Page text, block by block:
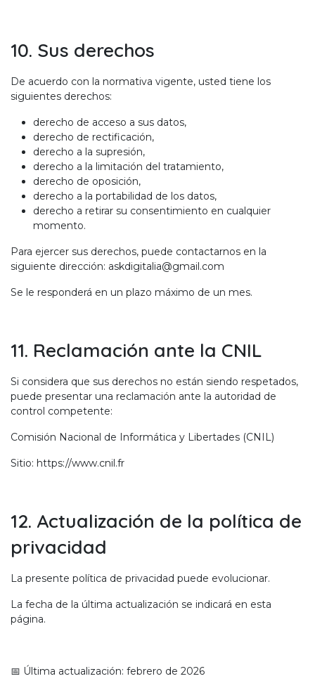
10. Sus derechos
De acuerdo con la normativa vigente, usted tiene los
siguientes derechos:
derecho de acceso a sus datos,
derecho de rectificación,
derecho a la supresión,
derecho a la limitación del tratamiento,
derecho de oposición,
derecho a la portabilidad de los datos,
derecho a retirar su consentimiento en cualquier
momento.
Para ejercer sus derechos, puede contactarnos en la
siguiente dirección: askdigitalia@gmail.com
Se le responderá en un plazo máximo de un mes.
11. Reclamación ante la CNIL
Si considera que sus derechos no están siendo respetados,
puede presentar una reclamación ante la autoridad de
control competente:
Comisión Nacional de Informática y Libertades (CNIL)
Sitio: https://www.cnil.fr
12. Actualización de la política de
privacidad
La presente política de privacidad puede evolucionar.
La fecha de la última actualización se indicará en esta
página.
📅 Última actualización: febrero de 2026